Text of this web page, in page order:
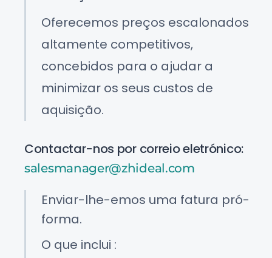
Oferecemos preços escalonados
altamente competitivos,
concebidos para o ajudar a
minimizar os seus custos de
aquisição.
Contactar-nos por correio eletrónico:
salesmanager@zhideal.com
Enviar-lhe-emos uma fatura pró-
forma.
O que inclui :